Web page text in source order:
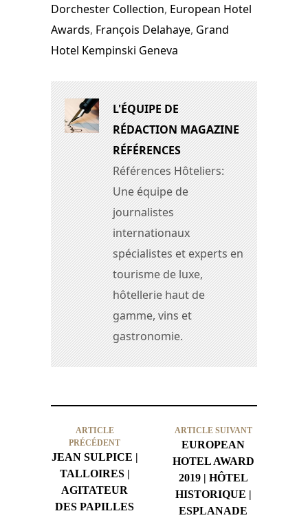
Dorchester Collection, European Hotel
Awards, François Delahaye, Grand
Hotel Kempinski Geneva
L'ÉQUIPE DE
RÉDACTION MAGAZINE
RÉFÉRENCES
Références Hôteliers:
Une équipe de
journalistes
internationaux
spécialistes et experts en
tourisme de luxe,
hôtellerie haut de
gamme, vins et
gastronomie.
ARTICLE
PRÉCÉDENT
JEAN SULPICE |
TALLOIRES |
AGITATEUR
DES PAPILLES
ARTICLE SUIVANT
EUROPEAN
HOTEL AWARD
2019 | HÔTEL
HISTORIQUE |
ESPLANADE